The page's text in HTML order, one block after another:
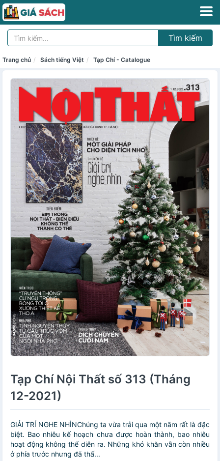
Tìm kiếm
Trang chủ Sách tiếng Việt Tạp Chí - Catalogue
Tạp Chí Nội Thất số 313 (Tháng
12-2021)
GIẢI TRÍ NGHE NHÌNChúng ta vừa trải qua một năm rất là đặc
biệt. Bao nhiêu kế hoạch chưa được hoàn thành, bao nhiêu
hoạt động không thể diễn ra. Những khó khăn vẫn còn nhiều
ở phía trước nhưng đã thấ...